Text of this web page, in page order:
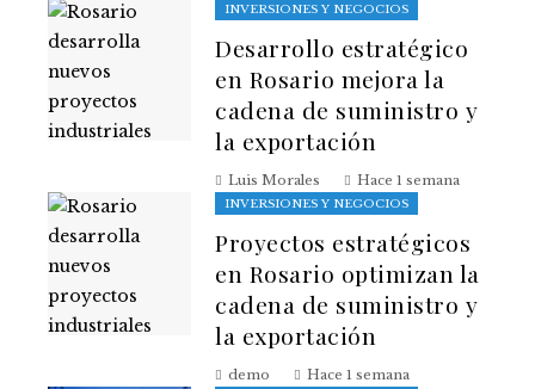
INVERSIONES Y NEGOCIOS
Desarrollo estratégico
en Rosario mejora la
cadena de suministro y
la exportación
Luis Morales Hace 1 semana
INVERSIONES Y NEGOCIOS
Proyectos estratégicos
en Rosario optimizan la
cadena de suministro y
la exportación
demo Hace 1 semana